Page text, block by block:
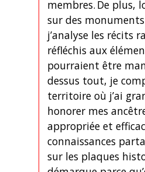
membres. De plus,
sur des
j’analyse les récits
réfléchis aux
pourraient être
dessus tout, je
territoire où j’ai
honorer mes
appropriée et
connaissances
sur les plaques